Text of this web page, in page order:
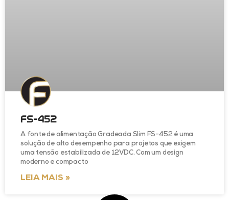
FS-452
A fonte de alimentação Gradeada Slim FS-452 é uma
solução de alto desempenho para projetos que exigem
uma tensão estabilizada de 12VDC. Com um design
moderno e compacto
LEIA MAIS »